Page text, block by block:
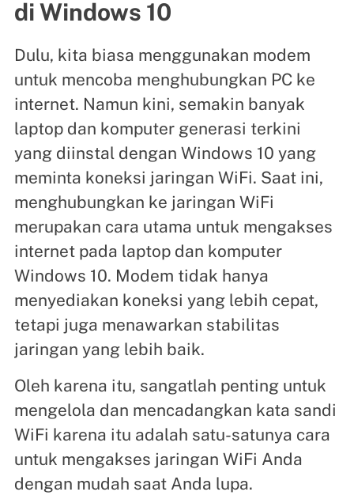
di Windows 10
Dulu, kita biasa menggunakan modem
untuk mencoba menghubungkan PC ke
internet. Namun kini, semakin banyak
laptop dan komputer generasi terkini
yang diinstal dengan Windows 10 yang
meminta koneksi jaringan WiFi. Saat ini,
menghubungkan ke jaringan WiFi
merupakan cara utama untuk mengakses
internet pada laptop dan komputer
Windows 10. Modem tidak hanya
menyediakan koneksi yang lebih cepat,
tetapi juga menawarkan stabilitas
jaringan yang lebih baik.
Oleh karena itu, sangatlah penting untuk
mengelola dan mencadangkan kata sandi
WiFi karena itu adalah satu-satunya cara
untuk mengakses jaringan WiFi Anda
dengan mudah saat Anda lupa.